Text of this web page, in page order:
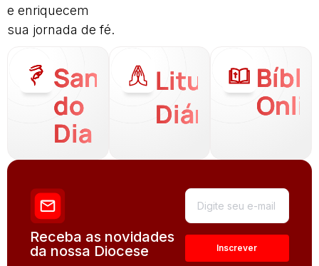
e enriquecem
sua jornada de fé.
Santo
do
Dia
Liturgia
Diária
Receba as novidades
da nossa Diocese